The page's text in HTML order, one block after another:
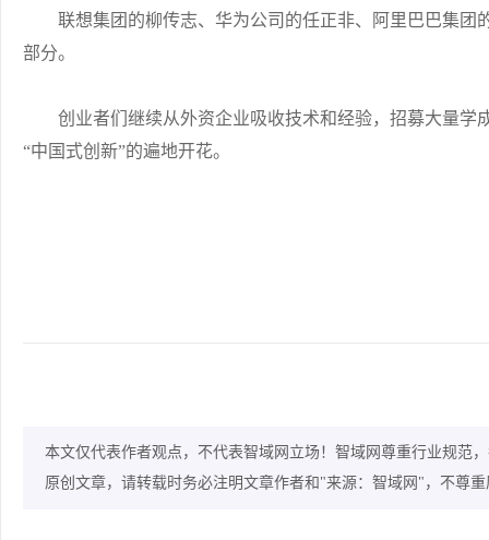
联想集团的柳传志、华为公司的任正非、阿里巴巴集团
部分。
创业者们继续从外资企业吸收技术和经验，招募大量学
“中国式创新”的遍地开花。
本文仅代表作者观点，不代表智域网立场！智域网尊重行业规范
原创文章，请转载时务必注明文章作者和"来源：智域网"，不尊